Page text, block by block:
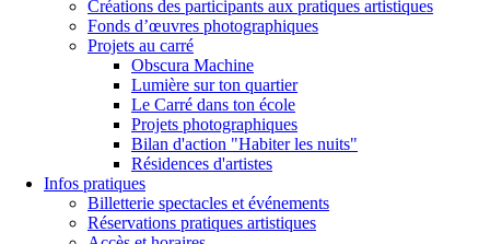
Créations des participants aux pratiques artistiques
Fonds d’œuvres photographiques
Projets au carré
Obscura Machine
Lumière sur ton quartier
Le Carré dans ton école
Projets photographiques
Bilan d'action "Habiter les nuits"
Résidences d'artistes
Infos pratiques
Billetterie spectacles et événements
Réservations pratiques artistiques